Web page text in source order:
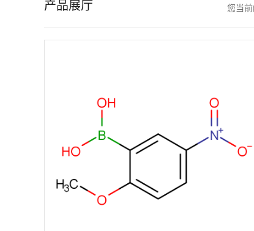
产品展厅 您当前